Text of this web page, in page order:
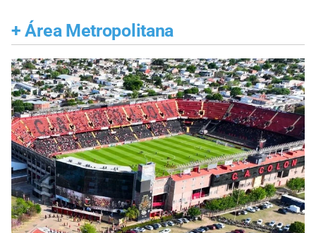
+ Área Metropolitana